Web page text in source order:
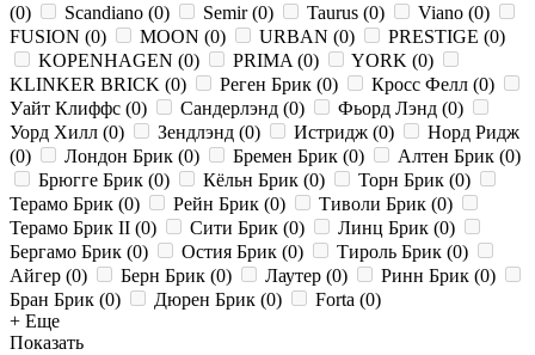
(0) Scandiano (0) Semir(0) Taurus (0) Viano (0)
FUSION (0) MOON (0) URBAN (0) PRESTIGE (0)
KOPENHAGEN (0) PRIMA (0) YORK (0)
KLINKER BRICK (0) Реген Брик (0) Кросс Фелл (0)
Уайт Клиффс (0) Сандерлэнд (0) Фьорд Лэнд (0)
Уорд Хилл (0) Зендлэнд (0) Истридж (0)
Норд Ридж
(0) Лондон Брик (0) Бремен Брик (0) Алтен Брик (0)
Брюгге Брик (0) Кёльн Брик (0) Торн Брик (0)
Терамо Брик (0) Рейн Брик (0) Тиволи Брик (0)
Терамо Брик II (0) Сити Брик (0) Линц Брик (0)
Бергамо Брик (0) Остия Брик (0) Тироль Брик (0)
Айгер (0) Берн Брик (0) Лаутер (0) Ринн Брик (0)
Бран Брик (0) Дюрен Брик (0) Forta (0)
+ Еще
Показать